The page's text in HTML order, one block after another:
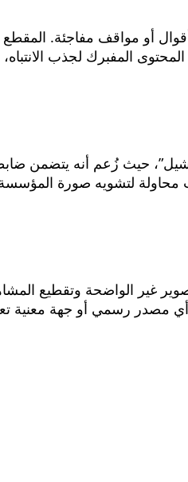
أو مواقف مفاجئة.
المفبرك لجذب
حيث زُعم أنه يتضمن
محاولة لتشويه صورة
غير الواضحة وتقطيع
أي مصدر رسمي أو جهة